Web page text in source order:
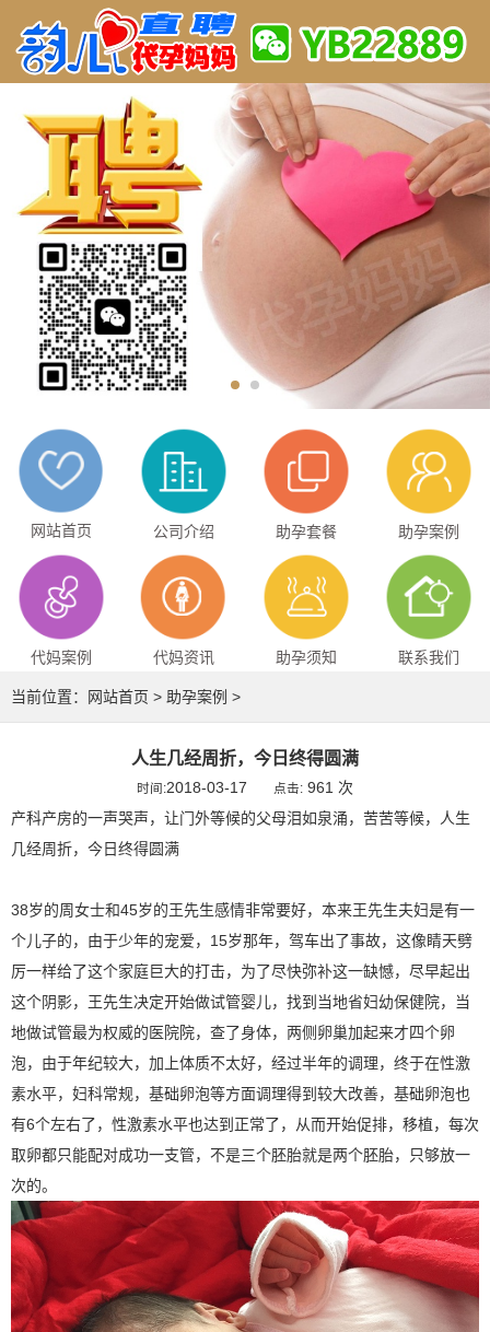
网站首页 公司介绍 助孕套餐 助孕案例
代妈案例 代妈资讯 助孕须知 联系我们
当前位置： 网站首页 > 助孕案例 >
人生几经周折，今日终得圆满
时间:2018-03-17 点击: 961 次
产科产房的一声哭声，让门外等候的父母泪如泉涌，苦苦等候，人生
几经周折，今日终得圆满
38岁的周女士和45岁的王先生感情非常要好，本来王先生夫妇是有一
个儿子的，由于少年的宠爱，15岁那年，驾车出了事故，这像睛天劈
厉一样给了这个家庭巨大的打击，为了尽快弥补这一缺憾，尽早起出
这个阴影，王先生决定开始做试管婴儿，找到当地省妇幼保健院，当
地做试管最为权威的医院院，查了身体，两侧卵巢加起来才四个卵
泡，由于年纪较大，加上体质不太好，经过半年的调理，终于在性激
素水平，妇科常规，基础卵泡等方面调理得到较大改善，基础卵泡也
有6个左右了，性激素水平也达到正常了，从而开始促排，移植，每次
取卵都只能配对成功一支管，不是三个胚胎就是两个胚胎，只够放一
次的。